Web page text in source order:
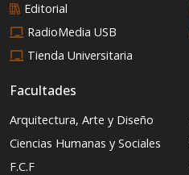
Editorial
RadioMedia USB
Tienda Universitaria
Facultades
Arquitectura, Arte y Diseño
Ciencias Humanas y Sociales
F.C.F